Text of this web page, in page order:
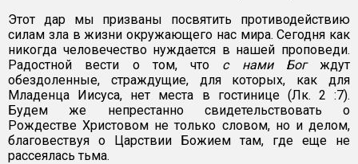
Этот дар мы призваны посвятить противодействию
силам зла в жизни окружающего нас мира. Сегодня как
никогда человечество нуждается в нашей проповеди.
Радостной вести о том, что с нами Богждут
обездоленные, страждущие, для которых, как для
Младенца Иисуса, нет места в гостинице (Лк. 2 :7).
Будем же непрестанно свидетельствовать о
Рождестве Христовом не только словом, но и делом,
благовествуя о Царствии Божием там, где еще не
рассеялась тьма.